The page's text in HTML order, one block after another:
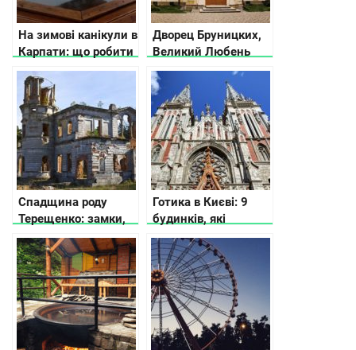
На зимові канікули в
Карпати: що робити
Дворец Бруницких,
Великий Любень
Спадщина роду
Терещенко: замки,
маєтки та палаци
Готика в Києві: 9
будинків, які
дивують своєю
красою